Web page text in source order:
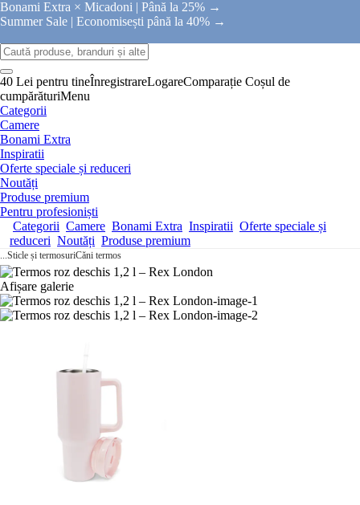
Bonami Extra × Micadoni | Până la 25% →
Summer Sale | Economisești până la 40% →
40 Lei pentru tineÎnregistrareLogareComparație Coșul de
cumpărăturiMenu
Categorii
Camere
Bonami Extra
Inspiratii
Oferte speciale și reduceri
Noutăți
Produse premium
Pentru profesioniști
Categorii Camere Bonami Extra Inspiratii Oferte speciale și
reduceri Noutăți Produse premium
...Sticle și termosuriCăni termos
Afișare galerie